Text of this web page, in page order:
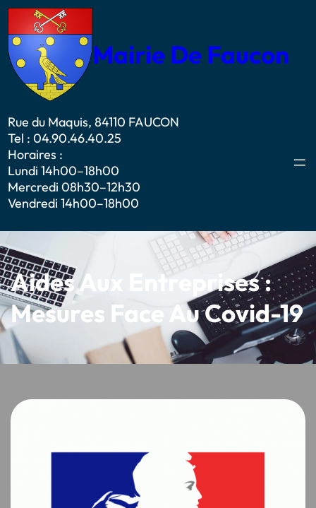
Mairie De Faucon
Rue du Maquis, 84110 FAUCON
Tel : 04.90.46.40.25
Horaires :
Lundi 14h00–18h00
Mercredi 08h30–12h30
Vendredi 14h00–18h00
Aides Aux Entreprises :
Mesures Face Au Covid-19